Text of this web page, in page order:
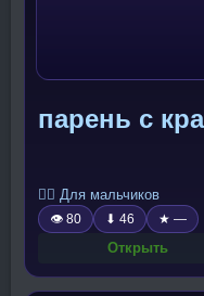
парень с
🧍‍♂️ Для мальчиков
👁 80 ⬇ 46 ★ —
Открыть